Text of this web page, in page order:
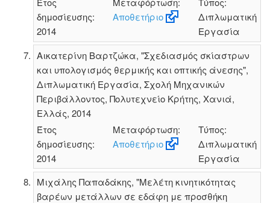
δημοσίευσης:
2014
Αποθετήριο
Διπλωματική
Εργασία
Αικατερίνη Βαρτζώκα, "Σχεδιασμός σκίαστρων
και υπολογισμός θερμικής και οπτικής άνεσης",
Διπλωματική Εργασία, Σχολή Μηχανικών
Περιβάλλοντος, Πολυτεχνείο Κρήτης, Χανιά,
Ελλάς, 2014
Έτος
δημοσίευσης:
2014
Μεταφόρτωση:
Αποθετήριο
Τύπος:
Διπλωματική
Εργασία
Μιχάλης Παπαδάκης, "Μελέτη κινητικότητας
βαρέων μετάλλων σε εδάφη με προσθήκη